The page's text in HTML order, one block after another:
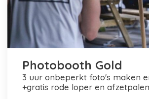
Photobooth Gold
3 uur onbeperkt foto's maken en printen
+gratis rode loper en afzetpalen